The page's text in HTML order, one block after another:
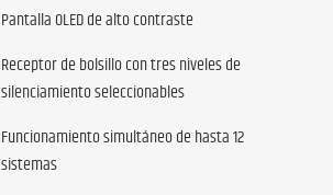
Pantalla OLED de alto contraste
Receptor de bolsillo con tres niveles de
silenciamiento seleccionables
Funcionamiento simultáneo de hasta 12
sistemas